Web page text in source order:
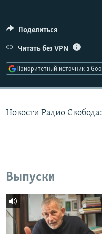
ПОДПИШИТЕСЬ НА
СОЦИАЛЬНЫЕ СЕТИ
Поделиться
Читать без VPN
Приоритетный источник в
Новости Радио
Выпуски